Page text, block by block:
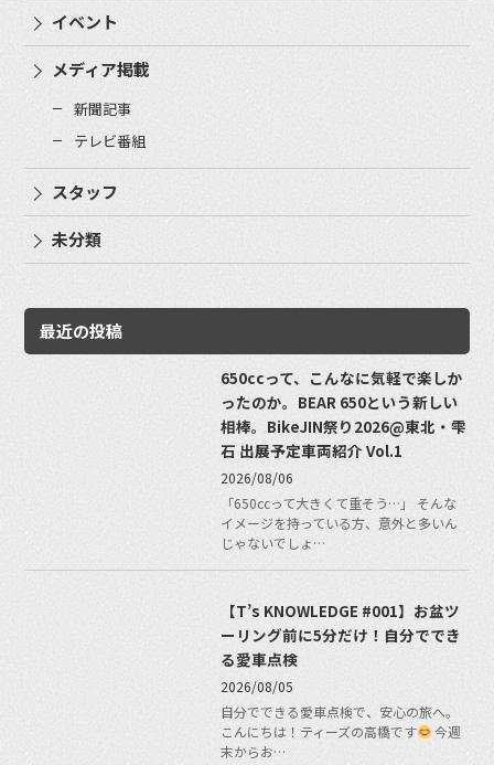
イベント
メディア掲載
新聞記事
テレビ番組
スタッフ
未分類
最近の投稿
650ccって、こんなに気軽で楽しか
ったのか。BEAR 650という新しい
相棒。BikeJIN祭り2026@東北・雫
石 出展予定車両紹介 Vol.1
2026/08/06
「650ccって大きくて重そう…」 そんな
イメージを持っている方、意外と多いん
じゃないでしょ…
【T’s KNOWLEDGE #001】お盆ツ
ーリング前に5分だけ！自分ででき
る愛車点検
2026/08/05
自分でできる愛車点検で、安心の旅へ。
こんにちは！ティーズの高橋です
今週
末からお…